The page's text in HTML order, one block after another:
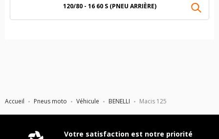
Accueil Pneus moto Véhicule BENELLI Macis 125
120/80 - 16 60 S (PNEU ARRIÈRE)
Votre satisfaction est notre priorité